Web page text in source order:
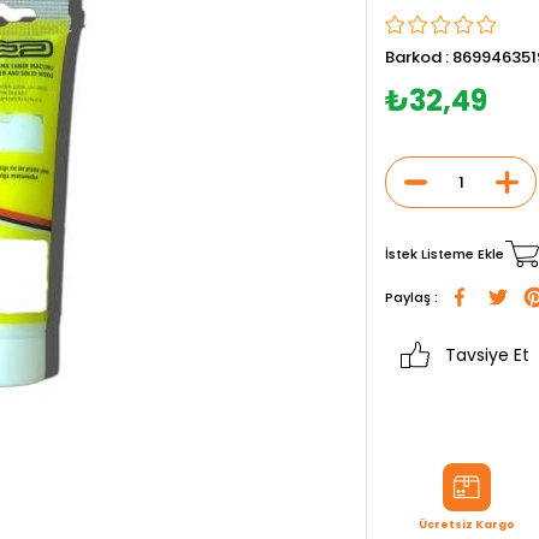
Barkod :
₺32,49
İstek Listeme Ekle
Paylaş :
Tavsiye Et
Ücretsiz Kargo